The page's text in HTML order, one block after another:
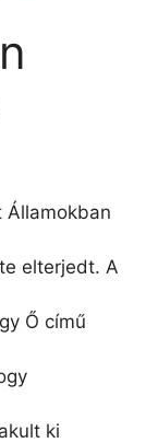
Államokban
elterjedt. A
Ő című
ki